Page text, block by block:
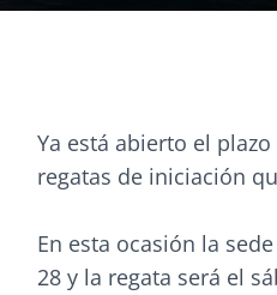
Ya está abierto el
regatas de iniciación
En esta ocasión la
28 y la regata será el